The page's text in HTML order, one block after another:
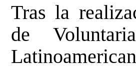
Tras la
de